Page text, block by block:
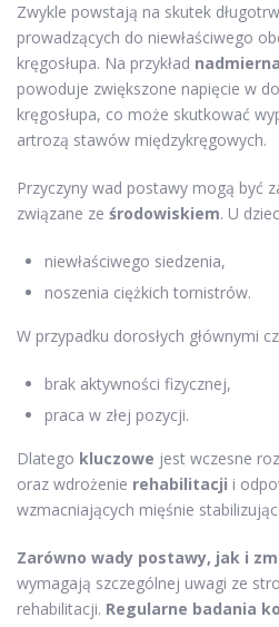
Zwykle powstają na skutek
prowadzących do niewłaściwego
kręgosłupa. Na przykład
powoduje zwiększone napięcie w
kręgosłupa, co może skutkować
artrozą stawów międzykręgowych.
Przyczyny wad postawy mogą być
związane ze środowiskiem. U
niewłaściwego siedzenia,
noszenia ciężkich tornistrów.
W przypadku dorosłych głównymi
brak aktywności fizycznej,
praca w złej pozycji.
Dlatego kluczowe jest wczesne
oraz wdrożenie rehabilitacji i
wzmacniających mięśnie
Zarówno wady postawy, jak i
wymagają szczególnej uwagi ze
rehabilitacji. Regularne badania